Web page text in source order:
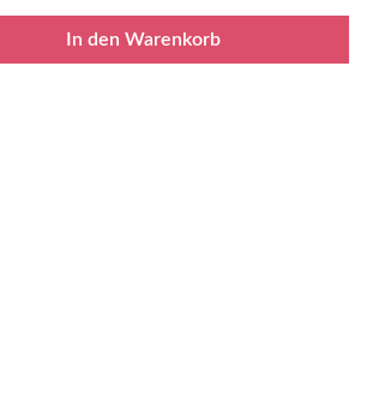
gewünschten Wert ein
In den Warenkorb